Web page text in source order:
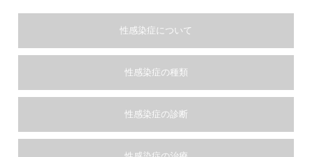
性感染症について
性感染症の種類
性感染症の診断